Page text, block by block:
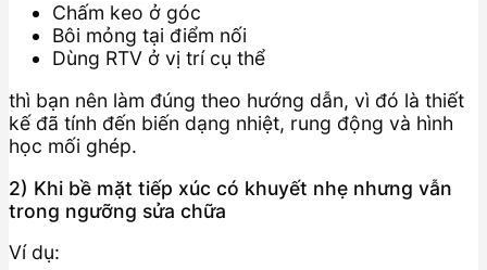
Chấm keo ở góc
Bôi mỏng tại điểm nối
Dùng RTV ở vị trí cụ thể
thì bạn nên làm đúng theo hướng dẫn, vì đó là thiết
kế đã tính đến biến dạng nhiệt, rung động và hình
học mối ghép.
2) Khi bề mặt tiếp xúc có khuyết nhẹ nhưng vẫn
trong ngưỡng sửa chữa
Ví dụ: